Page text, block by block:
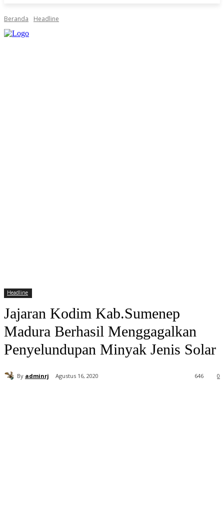
Beranda Headline
Headline
Jajaran Kodim Kab.Sumenep
Madura Berhasil Menggagalkan
Penyelundupan Minyak Jenis Solar
By adminrj Agustus 16, 2020 0
646